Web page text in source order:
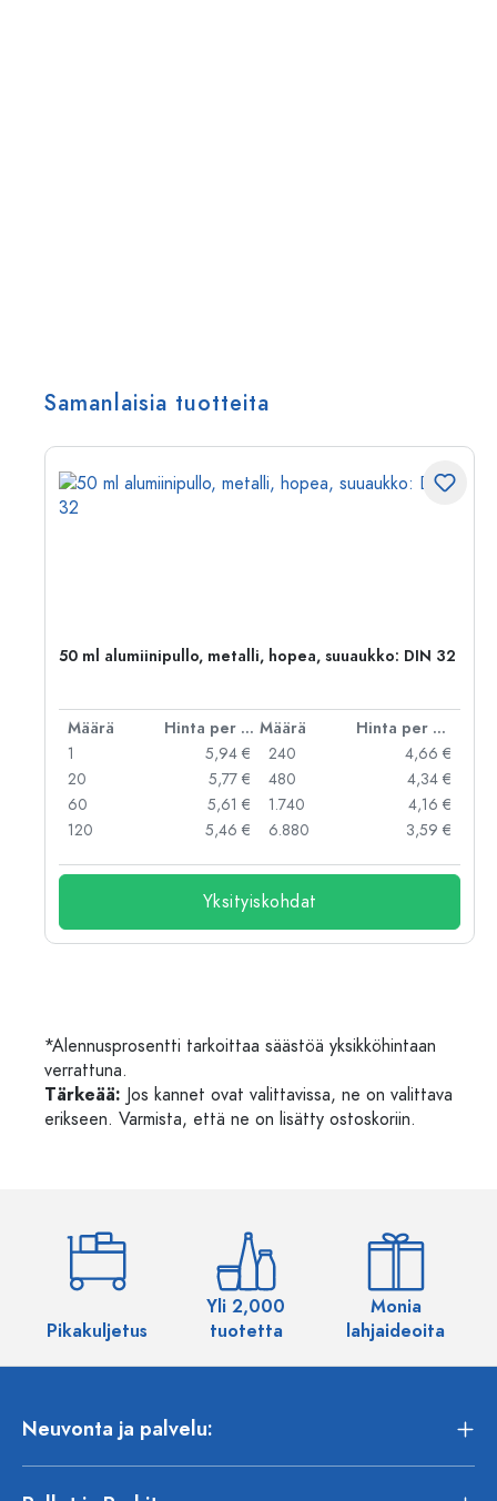
Samanlaisia tuotteita
50 ml alumiinipullo, metalli, hopea, suuaukko: DIN 32
Määrä Hinta per kpl Määrä
Hinta per kpl
1
5,94 €
20
5,77 €
60
5,61 €
120
5,46 €
240
4,66 €
480
4,34 €
1.740
4,16 €
6.880
3,59 €
Yksityiskohdat
*Alennusprosentti tarkoittaa säästöä yksikköhintaan
verrattuna.
Tärkeää: Jos kannet ovat valittavissa, ne on valittava
erikseen. Varmista, että ne on lisätty ostoskoriin.
Pikakuljetus
Yli 2,000
tuotetta
Monia
lahjaideoita
Neuvonta ja palvelu: